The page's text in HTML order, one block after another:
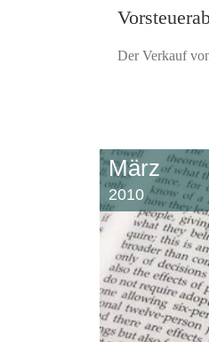
Der Verkauf
März
2010